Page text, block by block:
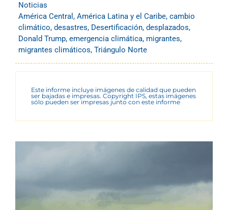
Noticias
América Central , América Latina y el Caribe, cambio
climático, desastres, Desertificación, desplazados,
Donald Trump, emergencia climática, migrantes,
migrantes climáticos, Triángulo Norte
Este informe incluye imágenes de calidad que pueden
ser bajadas e impresas. Copyright IPS, estas imágenes
sólo pueden ser impresas junto con este informe